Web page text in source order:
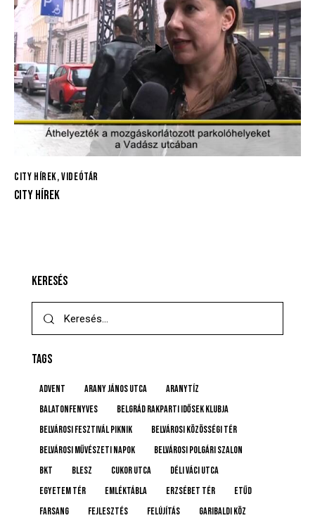
CITY HÍREK,VIDEÓTÁR
CITY HÍREK
KERESÉS
TAGS
advent Arany János utca
Aranytíz
Balatonfenyves
Belgrád Rakparti Idősek Klubja
Belvárosi Fesztivál Piknik
Belvárosi Közösségi Tér
Belvárosi Művészeti Napok
Belvárosi Polgári Szalon
BKT
BLESZ Cukor utca
Déli Váci utca
Egyetem tér
emléktábla Erzsébet tér
etűd
farsang
fejlesztés felújítás
Garibaldi köz